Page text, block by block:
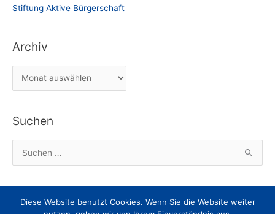
Stiftung Aktive Bürgerschaft
Archiv
r
h
i
Suchen
u
Impressum Datenschutz Nachricht an den Webmaster
Diese Website benutzt Cookies. Wenn Sie die Website weiter